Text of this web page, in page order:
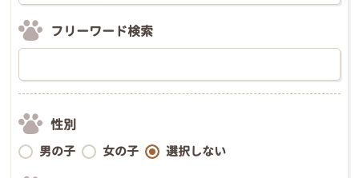
フリーワード検索
性別
男の子 女の子 選択しない